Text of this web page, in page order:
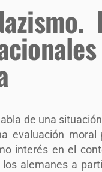
de una
evaluación
interés en el
alemanes a